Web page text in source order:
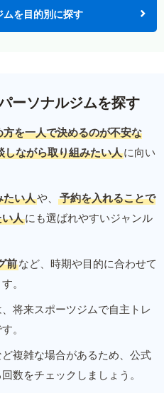
ムを目的別に探す
ーソナルジムを探す
方を一人で決めるのが不安な
しながら取り組みたい人に向い
たい人や、
予約を入れることで
人にも選ばれやすいジャンル
前など、時期や目的に合わせて
。
将来スポーツジムで自主トレ
。
複雑な場合があるため、公式
数をチェックしましょう。